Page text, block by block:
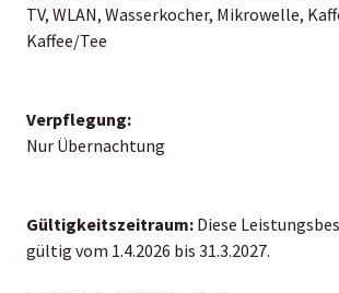
TV, WLAN, Wasserkocher, Mikrowelle,
Kaffee/Tee
Verpflegung:
Nur Übernachtung
Gültigkeitszeitraum: Diese
gültig vom 1.4.2026 bis 31.3.2027.